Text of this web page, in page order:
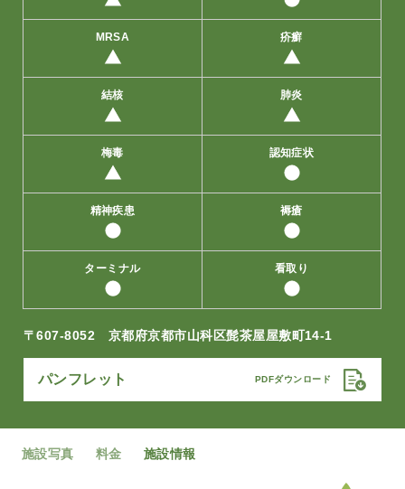
MRSA 疥癬
結核 肺炎
梅毒 認知症状
精神疾患 褥瘡
ターミナル 看取り
〒607-8052 京都府京都市山科区髭茶屋屋敷町14-1
パンフレット
施設写真 料金 施設情報